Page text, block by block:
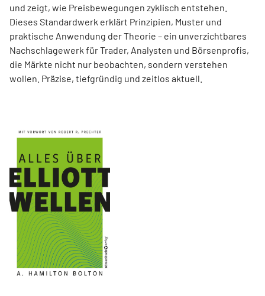
und zeigt, wie Preisbewegungen zyklisch entstehen.
Dieses Standardwerk erklärt Prinzipien, Muster und
praktische Anwendung der Theorie – ein unverzichtbares
Nachschlagewerk für Trader, Analysten und Börsenprofis,
die Märkte nicht nur beobachten, sondern verstehen
wollen. Präzise, tiefgründig und zeitlos aktuell.